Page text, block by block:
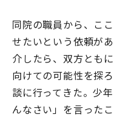
同院の職員から、こ
せたいという依頼が
介したら、双方とも
向けての可能性を探
談に行ってきた。少
んなさい」を言った